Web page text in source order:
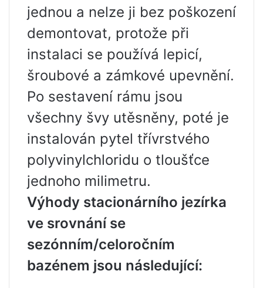
jednou a nelze ji bez poškození
demontovat, protože při
instalaci se používá lepicí,
šroubové a zámkové upevnění.
Po sestavení rámu jsou
všechny švy utěsněny, poté je
instalován pytel třívrstvého
polyvinylchloridu o tloušťce
jednoho milimetru.
Výhody stacionárního jezírka
ve srovnání se
sezónním/celoročním
bazénem jsou následující: